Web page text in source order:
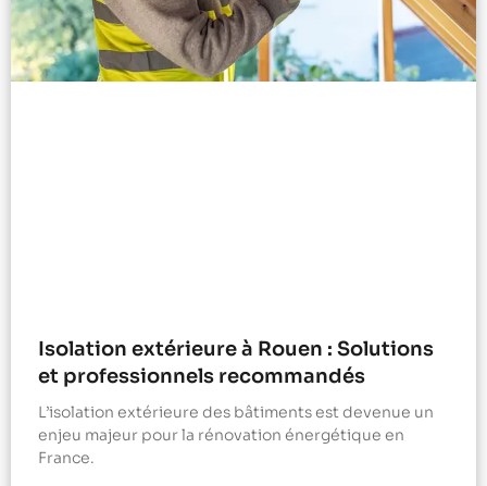
Isolation extérieure à Rouen : Solutions
et professionnels recommandés
L’isolation extérieure des bâtiments est devenue un
enjeu majeur pour la rénovation énergétique en
France.